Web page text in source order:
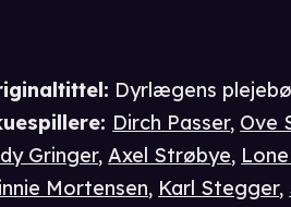
Dyrlægens
: Dirch Passer, Ove
Gringer,Axel Strøbye,
Mortensen, Karl Stegger,